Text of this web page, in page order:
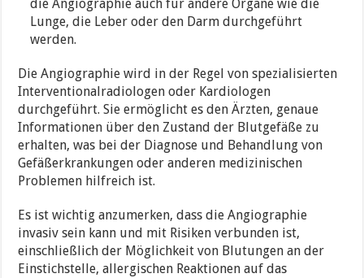
die Angiographie auch für andere Organe wie die
Lunge, die Leber oder den Darm durchgeführt
werden.
Die Angiographie wird in der Regel von spezialisierten
Interventionalradiologen oder Kardiologen
durchgeführt. Sie ermöglicht es den Ärzten, genaue
Informationen über den Zustand der Blutgefäße zu
erhalten, was bei der Diagnose und Behandlung von
Gefäßerkrankungen oder anderen medizinischen
Problemen hilfreich ist.
Es ist wichtig anzumerken, dass die Angiographie
invasiv sein kann und mit Risiken verbunden ist,
einschließlich der Möglichkeit von Blutungen an der
Einstichstelle, allergischen Reaktionen auf das